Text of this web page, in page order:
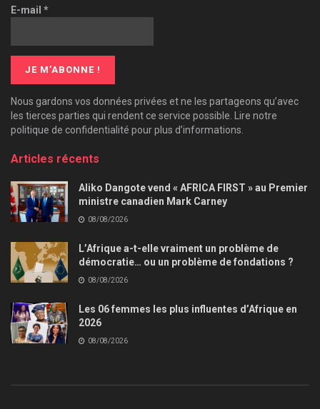
E-mail *
Nous gardons vos données privées et ne les partageons qu’avec
les tierces parties qui rendent ce service possible. Lire notre
politique de confidentialité pour plus d’informations.
Articles récents
Aliko Dangote vend « AFRICA FIRST » au Premier
ministre canadien Mark Carney
08/08/2026
L’Afrique a-t-elle vraiment un problème de
démocratie… ou un problème de fondations ?
08/08/2026
Les 06 femmes les plus influentes d’Afrique en
2026
08/08/2026